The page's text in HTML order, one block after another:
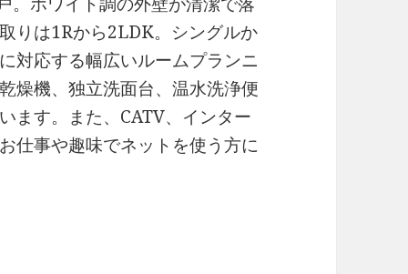
りは1Rから2LDK。シングルか
対応する幅広いルームプランニ
燥機、独立洗面台、温水洗浄便
ます。また、CATV、インター
仕事や趣味でネットを使う方に